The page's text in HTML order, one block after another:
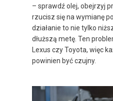
– sprawdź olej, obejrzyj
rzucisz się na wymianę
działanie to nie tylko
dłuższą metę. Ten
Lexus czy Toyota, więc
powinien być czujny.